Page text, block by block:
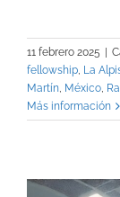
11 febrero 2025
fellowship, La
Martín, México,
Más información